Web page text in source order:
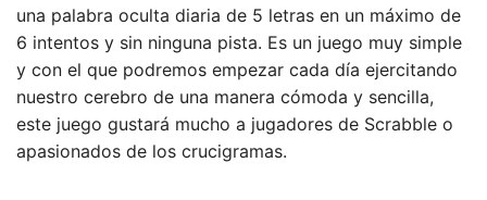
una palabra oculta diaria de 5 letras en un máximo de
6 intentos y sin ninguna pista. Es un juego muy simple
y con el que podremos empezar cada día ejercitando
nuestro cerebro de una manera cómoda y sencilla,
este juego gustará mucho a jugadores de Scrabble o
apasionados de los crucigramas.